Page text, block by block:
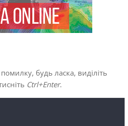
будь ласка, виділіть
Ctrl+Enter.